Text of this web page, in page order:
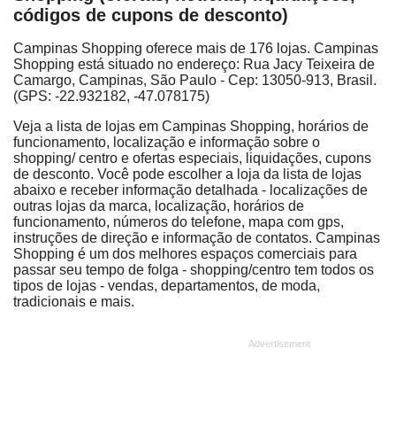
códigos de cupons de desconto)
Campinas Shopping oferece mais de 176 lojas. Campinas
Shopping está situado no endereço: Rua Jacy Teixeira de
Camargo, Campinas, São Paulo - Cep: 13050-913, Brasil.
(GPS: -22.932182, -47.078175)
Veja a lista de lojas em Campinas Shopping, horários de
funcionamento, localização e informação sobre o
shopping/ centro e ofertas especiais, liquidações, cupons
de desconto. Você pode escolher a loja da lista de lojas
abaixo e receber informação detalhada - localizações de
outras lojas da marca, localização, horários de
funcionamento, números do telefone, mapa com gps,
instruções de direção e informação de contatos. Campinas
Shopping é um dos melhores espaços comerciais para
passar seu tempo de folga - shopping/centro tem todos os
tipos de lojas - vendas, departamentos, de moda,
tradicionais e mais.